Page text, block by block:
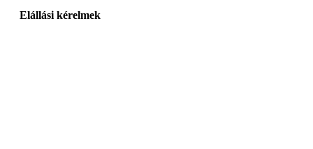
Elállási kérelmek